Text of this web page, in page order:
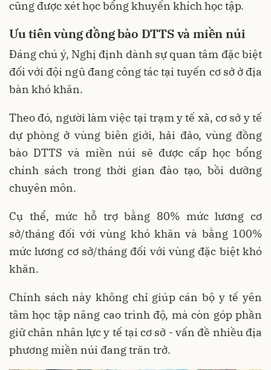
cũng được xét học bổng khuyến khích học tập.
Ưu tiên vùng đồng bào DTTS và miền núi
Đáng chú ý, Nghị định dành sự quan tâm đặc biệt
đối với đội ngũ đang công tác tại tuyến cơ sở ở địa
bàn khó khăn.
Theo đó, người làm việc tại trạm y tế xã, cơ sở y tế
dự phòng ở vùng biên giới, hải đảo, vùng đồng
bào DTTS và miền núi sẽ được cấp học bổng
chính sách trong thời gian đào tạo, bồi dưỡng
chuyên môn.
Cụ thể, mức hỗ trợ bằng 80% mức lương cơ
sở/tháng đối với vùng khó khăn và bằng 100%
mức lương cơ sở/tháng đối với vùng đặc biệt khó
khăn.
Chính sách này không chỉ giúp cán bộ y tế yên
tâm học tập nâng cao trình độ, mà còn góp phần
giữ chân nhân lực y tế tại cơ sở - vấn đề nhiều địa
phương miền núi đang trăn trở.